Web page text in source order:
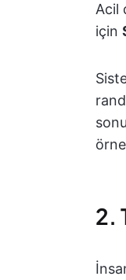
Acil
için
2.